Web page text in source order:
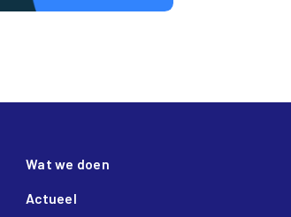
Wat we doen
Actueel